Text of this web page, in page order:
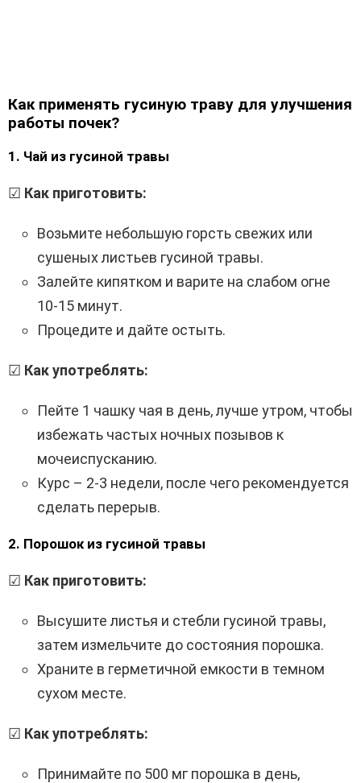
Как применять гусиную траву для улучшения
работы почек?
1. Чай из гусиной травы
☑ Как приготовить:
Возьмите небольшую горсть свежих или
сушеных листьев гусиной травы.
Залейте кипятком и варите на слабом огне
10-15 минут.
Процедите и дайте остыть.
☑ Как употреблять:
Пейте 1 чашку чая в день, лучше утром, чтобы
избежать частых ночных позывов к
мочеиспусканию.
Курс – 2-3 недели, после чего рекомендуется
сделать перерыв.
2. Порошок из гусиной травы
☑ Как приготовить:
Высушите листья и стебли гусиной травы,
затем измельчите до состояния порошка.
Храните в герметичной емкости в темном
сухом месте.
☑ Как употреблять:
Принимайте по 500 мг порошка в день,